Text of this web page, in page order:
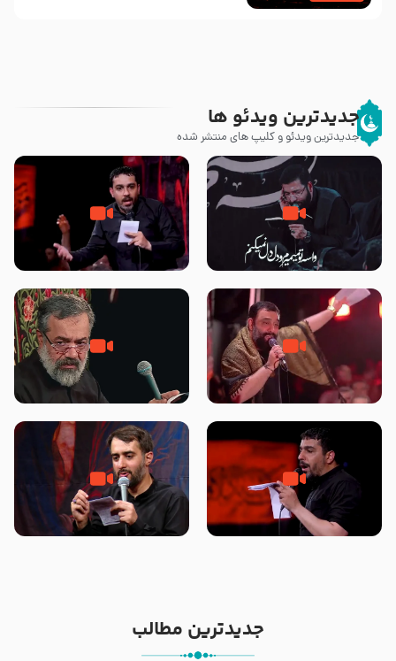
جدیدترین ویدئو ها
جدیدترین ویدئو و کلیپ های منتشر شده
مصداق کربلا – حاج حسین سیب
سرخی
شور ، حسینا! به‌ حق زهرا «أُنْظُرْ
إِلَینا» – عزاداری شب هفتم ماه
جانا جانا ابی عبدالله – کربلایی جواد
مقدم – شب هشتم محرم 1448 –
مادر منم مثل تو خمیدم – حاج
محمود کریمی – شهادت حضرت
هیئت رایة العباس علیه السلام
تک ، عبّاس، صاحب دل‌هاست –
حاج حنیف طاهری – عزاداری شب
من غلام نوکراتم من عاشق کربلاتم
– شور زمینه – شب هفتم – محرم
جدیدترین مطالب